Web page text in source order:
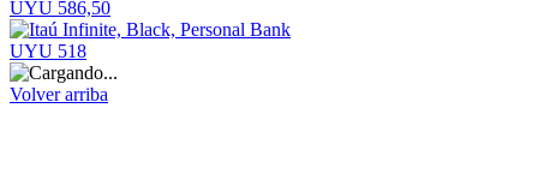
UYU 586,50
UYU 518
Volver arriba